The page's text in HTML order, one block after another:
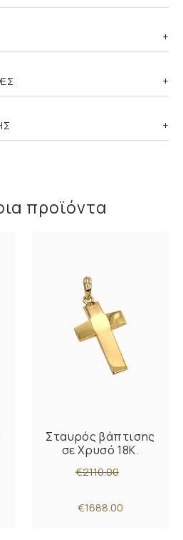
προϊόντα
Σταυρός βάπτισης
σε Χρυσό 18K.
€2110.00
€1688.00